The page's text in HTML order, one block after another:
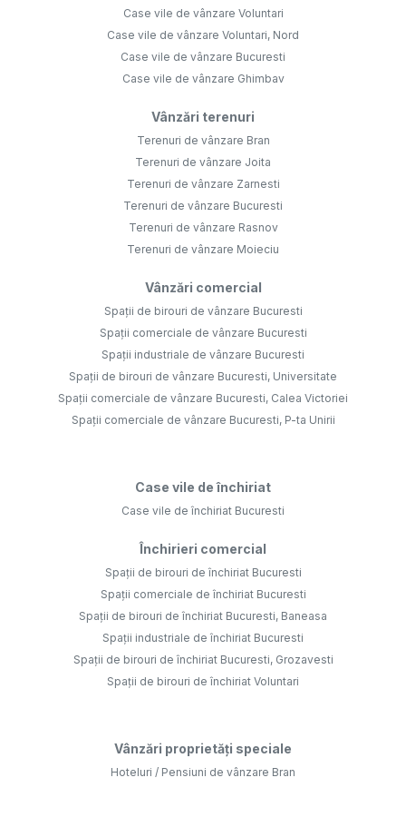
Case vile de vânzare Voluntari
Case vile de vânzare Voluntari, Nord
Case vile de vânzare Bucuresti
Case vile de vânzare Ghimbav
Vânzări terenuri
Terenuri de vânzare Bran
Terenuri de vânzare Joita
Terenuri de vânzare Zarnesti
Terenuri de vânzare Bucuresti
Terenuri de vânzare Rasnov
Terenuri de vânzare Moieciu
Vânzări comercial
Spații de birouri de vânzare Bucuresti
Spații comerciale de vânzare Bucuresti
Spații industriale de vânzare Bucuresti
Spații de birouri de vânzare Bucuresti, Universitate
Spații comerciale de vânzare Bucuresti, Calea Victoriei
Spații comerciale de vânzare Bucuresti, P-ta Unirii
Case vile de închiriat
Case vile de închiriat Bucuresti
Închirieri comercial
Spații de birouri de închiriat Bucuresti
Spații comerciale de închiriat Bucuresti
Spații de birouri de închiriat Bucuresti, Baneasa
Spații industriale de închiriat Bucuresti
Spații de birouri de închiriat Bucuresti, Grozavesti
Spații de birouri de închiriat Voluntari
Vânzări proprietăți speciale
Hoteluri / Pensiuni de vânzare Bran